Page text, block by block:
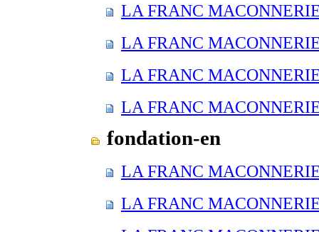
LA FRANC
LA FRANC
LA FRANC
LA FRANC
fondation-en
LA FRANC
LA FRANC